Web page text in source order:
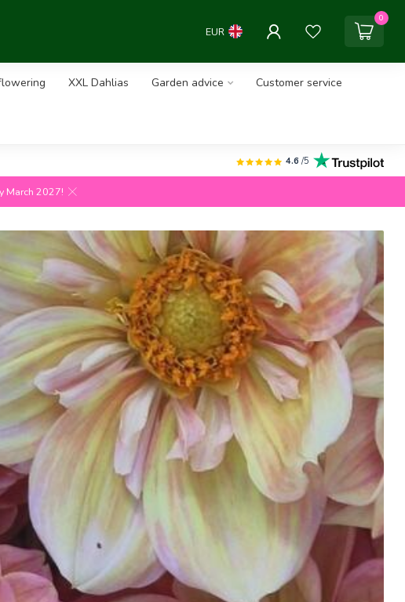
EUR
0
XXL Dahlias Garden advice Customer service
4.6 /5
March 2027!